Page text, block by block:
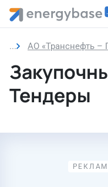
АО «Транснефть –
Тендеры